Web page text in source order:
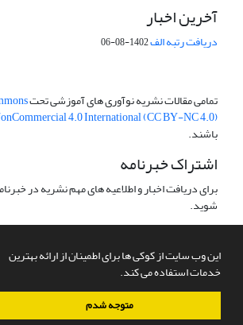
این وب سایت از کوکی ها برای اطمینان از ارائه بهترین
خدمات استفاده می کند.
متوجه شدم
آخرین اخبار
دریافت رتبه الف1402-08-06
تمامی مقالات نشریه نوآوری های آموزشی تحت
4.0 International (CC BY-NC 4.0)
باشند.
اشتراک خبرنامه
برای دریافت اخبار و اطلاعیه های مهم نشریه در
شوید.
سامانه مدیریت نشریات علمی.طراحی و پیاده سازی